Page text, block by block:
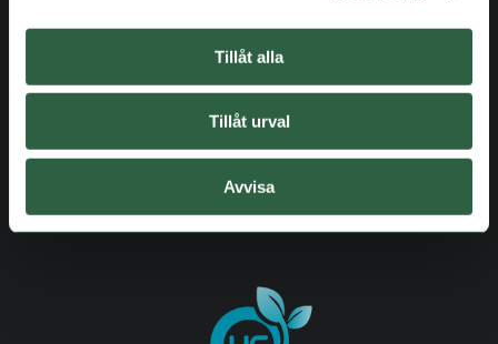
Tillåt alla
Tillåt urval
Avvisa